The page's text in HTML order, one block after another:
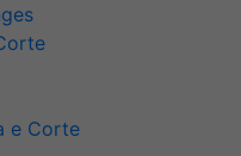
e Corte